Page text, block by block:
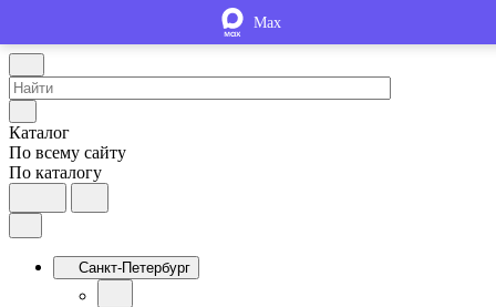
Каталог
По всему сайту
По каталогу
Санкт-Петербург
Max